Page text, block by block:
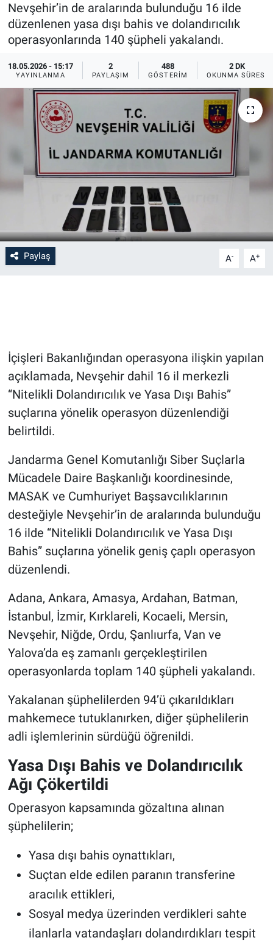
Nevşehir’in de aralarında bulunduğu 16 ilde
düzenlenen yasa dışı bahis ve dolandırıcılık
operasyonlarında 140 şüpheli yakalandı.
18.05.2026 - 15:17
YAYINLANMA
2
PAYLAŞIM
488
GÖSTERIM
2 DK
OKUNMA SÜRESI
Paylaş A- A+
İçişleri Bakanlığından operasyona ilişkin yapılan
açıklamada, Nevşehir dahil 16 il merkezli
“Nitelikli Dolandırıcılık ve Yasa Dışı Bahis”
suçlarına yönelik operasyon düzenlendiği
belirtildi.
Jandarma Genel Komutanlığı Siber Suçlarla
Mücadele Daire Başkanlığı koordinesinde,
MASAK ve Cumhuriyet Başsavcılıklarının
desteğiyle Nevşehir’in de aralarında bulunduğu
16 ilde “Nitelikli Dolandırıcılık ve Yasa Dışı
Bahis” suçlarına yönelik geniş çaplı operasyon
düzenlendi.
Adana, Ankara, Amasya, Ardahan, Batman,
İstanbul, İzmir, Kırklareli, Kocaeli, Mersin,
Nevşehir, Niğde, Ordu, Şanlıurfa, Van ve
Yalova’da eş zamanlı gerçekleştirilen
operasyonlarda toplam 140 şüpheli yakalandı.
Yakalanan şüphelilerden 94’ü çıkarıldıkları
mahkemece tutuklanırken, diğer şüphelilerin
adli işlemlerinin sürdüğü öğrenildi.
Yasa Dışı Bahis ve Dolandırıcılık
Ağı Çökertildi
Operasyon kapsamında gözaltına alınan
şüphelilerin;
Yasa dışı bahis oynattıkları,
Suçtan elde edilen paranın transferine
aracılık ettikleri,
Sosyal medya üzerinden verdikleri sahte
ilanlarla vatandaşları dolandırdıkları tespit
Sağlık
Asayiş
İlan - Duyuru- Mesaj
Yaşam
Sağlık
Eğitim
3.Sayfa
Röportaj
Kayseri
Niğde
Aksaray
Kırşehir
Yerel
Genel
Kültür - Sanat
Politika
Magazin
Çevre
Haberde İnsan
İlan - Duyuru- Mesaj